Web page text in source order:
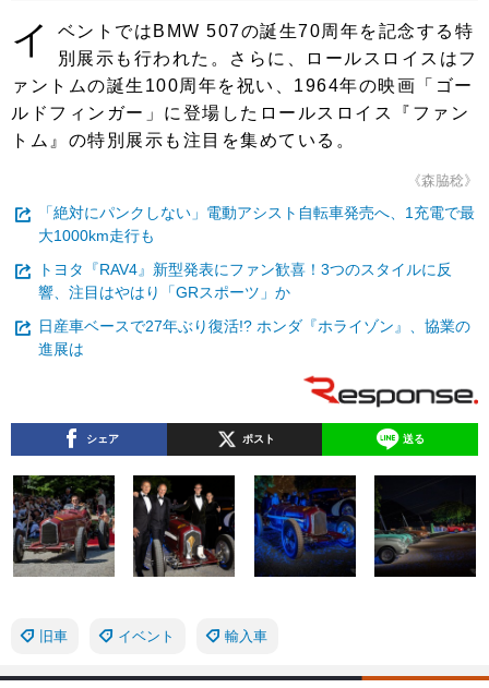
イ
ベントではBMW 507の誕生70周年を記念する特
別展示も行われた。さらに、ロールスロイスはフ
ァントムの誕生100周年を祝い、1964年の映画「ゴー
ルドフィンガー」に登場したロールスロイス『ファン
トム』の特別展示も注目を集めている。
《森脇稔》
「絶対にパンクしない」電動アシスト自転車発売へ、1充電で最
大1000km走行も
トヨタ『RAV4』新型発表にファン歓喜！3つのスタイルに反
響、注目はやはり「GRスポーツ」か
日産車ベースで27年ぶり復活!? ホンダ『ホライゾン』、協業の
進展は
シェア ポスト 送る
旧車 イベント 輸入車